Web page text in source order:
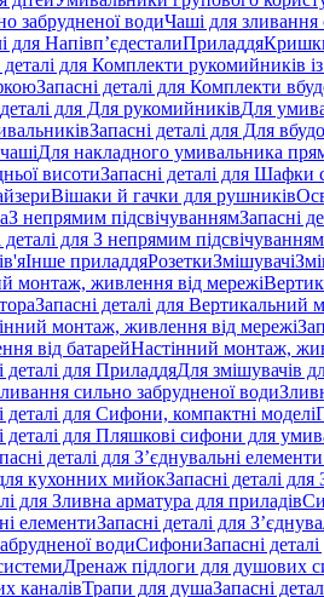
забрудненої водиЧаші для зливання
для Напівп’єдесталиПриладдя
деталі для Комплекти рукомийників
Запасні деталі для Комплекти
для Для рукомийниківДля
Запасні деталі для Для
Для накладного умивальника
висотиЗапасні деталі для Шафки
Вішаки й гачки для рушників
З непрямим підсвічуваннямЗапасні
деталі для З непрямим підсвічуванням
Інше приладдяРозеткиЗмішувачі
монтаж, живлення від мережі
Запасні деталі для Вертикальний
монтаж, живлення від мережі
від батарейНастінний монтаж,
деталі для ПриладдяДля змішувачів
сильно забрудненої води
деталі для Сифони, компактні моделі
деталі для Пляшкові сифони для
деталі для З’єднувальні
кухонних мийокЗапасні деталі
для Зливна арматура для приладів
елементиЗапасні деталі для
водиСифониЗапасні
Дренаж підлоги для душових
каналівТрапи для душаЗапасні